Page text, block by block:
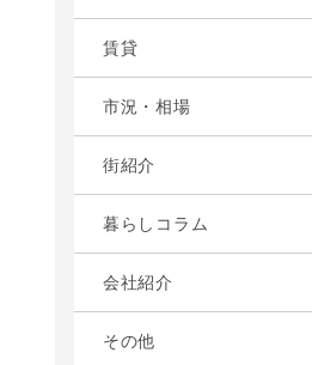
賃貸
市況・相場
街紹介
暮らしコラム
会社紹介
その他